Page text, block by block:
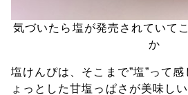
気づいたら塩が発売されていて
か
塩けんぴは、そこまで”塩”って
ょっとした甘塩っぱさが美味しい